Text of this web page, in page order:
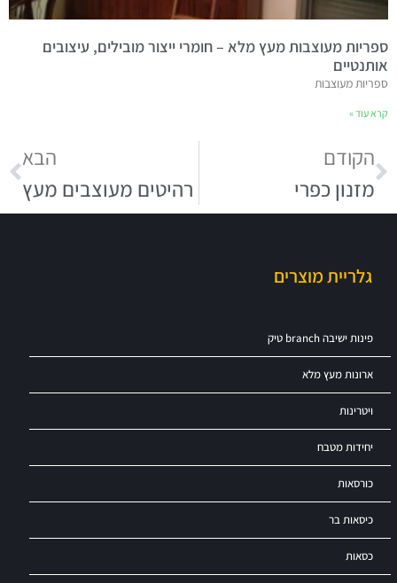
ספריות מעוצבות מעץ מלא – חומרי ייצור מובילים, עיצובים
אותנטיים
ספריות מעוצבות
קרא עוד »
הקודם
מזנון כפרי
הבא
רהיטים מעוצבים מעץ
גלריית מוצרים
פינות ישיבה branch טיק
ארונות מעץ מלא
ויטרינות
יחידות מטבח
כורסאות
כיסאות בר
כסאות